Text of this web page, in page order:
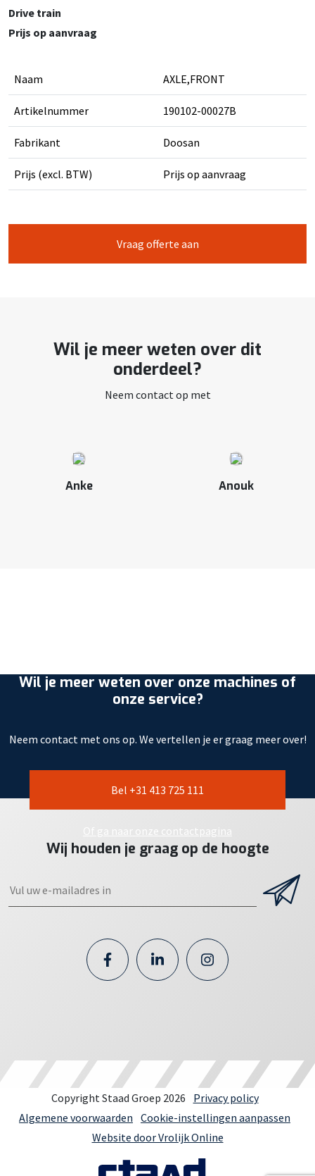
Drive train
Prijs op aanvraag
Naam AXLE,FRONT
Artikelnummer 190102-00027B
Fabrikant Doosan
Prijs (excl. BTW) Prijs op aanvraag
Vraag offerte aan
Wil je meer weten over dit
onderdeel?
Neem contact op met
Anke Anouk
Wil je meer weten over onze machines of
onze service?
Neem contact met ons op. We vertellen je er graag meer over!
Bel +31 413 725 111
Of ga naar onze contactpagina
Wij houden je graag op de hoogte
Copyright Staad Groep 2026
Privacy policy
Algemene voorwaarden Cookie-instellingen aanpassen
Website door Vrolijk Online